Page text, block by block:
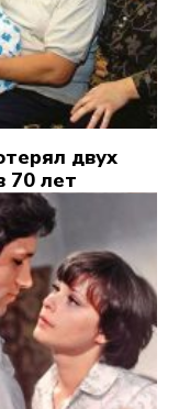
двух
70 лет